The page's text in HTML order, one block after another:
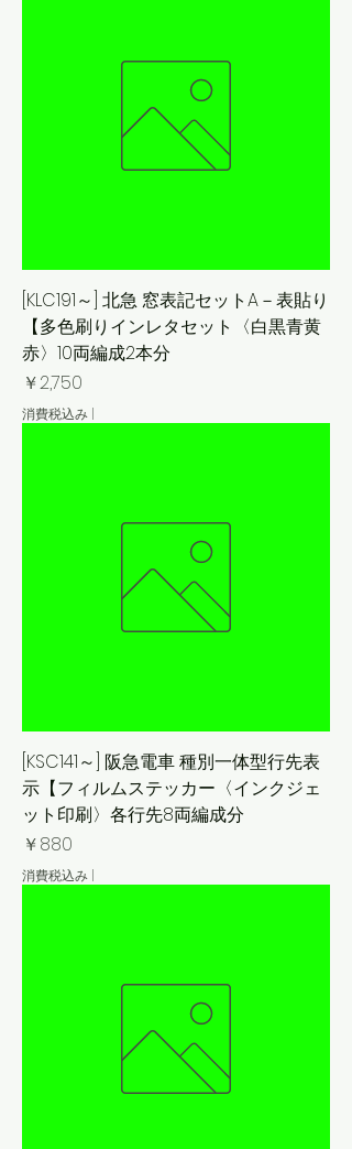
[KLC191～] 北急 窓表記セットA－表貼り
【多色刷りインレタセット〈白黒青黄
赤〉10両編成2本分
価格
￥2,750
消費税込み |
[KSC141～] 阪急電車 種別一体型行先表
示【フィルムステッカー〈インクジェ
ット印刷〉各行先8両編成分
価格
￥880
消費税込み |